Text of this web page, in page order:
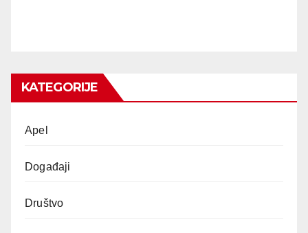
KATEGORIJE
Apel
Događaji
Društvo